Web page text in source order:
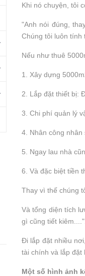
Khi nó chuyện, tôi
"Anh nói đúng,
Chúng tôi luôn tính
Nếu như thuê
1. Xây dựng
2. Lắp đặt thiết bị:
3. Chi phí quản lý
4. Nhân công
5. Ngay lau nhà
6. Và đặc biệt tiền
Thay vì thế chúng
Và tổng diện tích
gì cũng tiết kiêm....".
Đi lắp đặt nhiều
tài chính và lắp đặt
Một số hình ảnh